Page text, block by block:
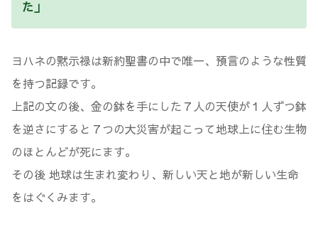
た」
ヨハネの黙示禄は新約聖書の中で唯一、預言のような性質
を持つ記録です。
上記の文の後、金の鉢を手にした７人の天使が１人ずつ鉢
を逆さにすると７つの大災害が起こって地球上に住む生物
のほとんどが死にます。
その後 地球は生まれ変わり、新しい天と地が新しい生命
をはぐくみます。